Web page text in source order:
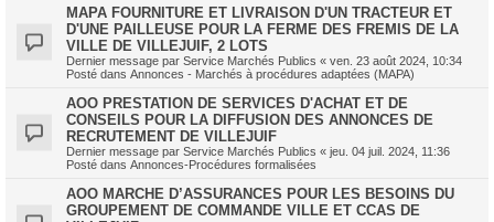
MAPA FOURNITURE ET LIVRAISON D'UN TRACTEUR ET
D'UNE PAILLEUSE POUR LA FERME DES FREMIS DE LA
VILLE DE VILLEJUIF, 2 LOTS
Dernier message par Service Marchés Publics « ven. 23 août 2024, 10:34
Posté dans Annonces - Marchés à procédures adaptées (MAPA)
AOO PRESTATION DE SERVICES D'ACHAT ET DE
CONSEILS POUR LA DIFFUSION DES ANNONCES DE
RECRUTEMENT DE VILLEJUIF
Dernier message par Service Marchés Publics « jeu. 04 juil. 2024, 11:36
Posté dans Annonces-Procédures formalisées
AOO MARCHE D’ASSURANCES POUR LES BESOINS DU
GROUPEMENT DE COMMANDE VILLE ET CCAS DE